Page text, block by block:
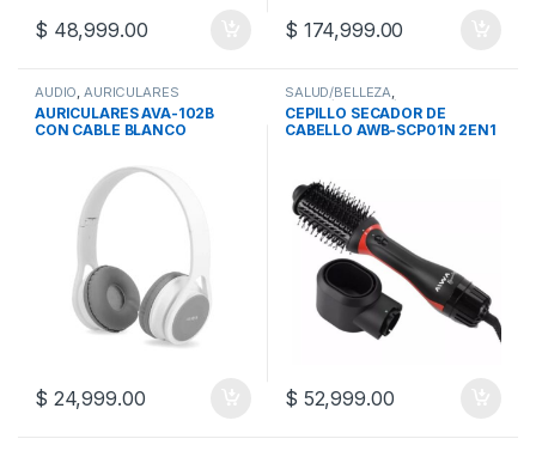
$ 48,999.00 $ 174,999.00
AUDIO AURICULARES
AURICULARES AVA-102B
CON CABLE BLANCO
$ 24,999.00
SALUD/BELLEZA
SALUD/BELLEZA/FITNESS
CEPILLO SECADOR DE
CABELLO AWB-SCP01N 2EN1
$ 52,999.00